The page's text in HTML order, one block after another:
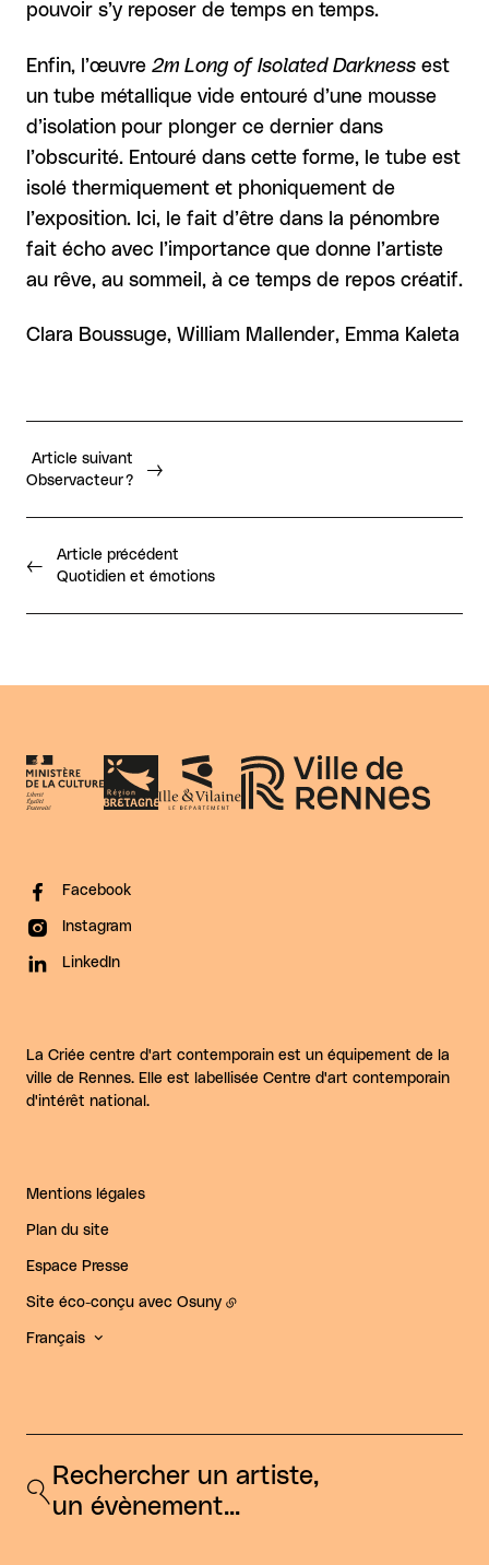
pouvoir s’y reposer de temps en temps.
Enfin, l’œuvre 2m Long of Isolated Darkness est
un tube métallique vide entouré d’une mousse
d’isolation pour plonger ce dernier dans
l’obscurité. Entouré dans cette forme, le tube est
isolé thermiquement et phoniquement de
l’exposition. Ici, le fait d’être dans la pénombre
fait écho avec l’importance que donne l’artiste
au rêve, au sommeil, à ce temps de repos créatif.
Clara Boussuge, William Mallender, Emma Kaleta
Article précédent
Quotidien et émotions
Article suivant
Observacteur ?
Facebook
Instagram
LinkedIn
La Criée centre d'art contemporain est un équipement de la
ville de Rennes. Elle est labellisée Centre d'art contemporain
d'intérêt national.
Mentions légales
Plan du site
Espace Presse
Site éco-conçu avec Osuny
Français
Rechercher un artiste,
un évènement...